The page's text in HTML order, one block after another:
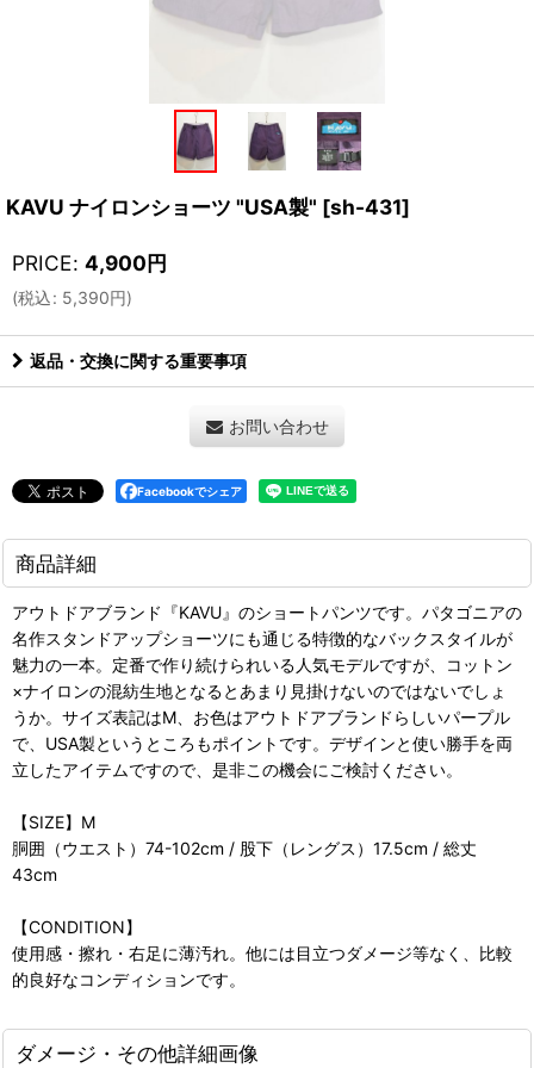
KAVU ナイロンショーツ "USA製" [sh-431]
PRICE: 4,900円
(税込: 5,390円)
返品・交換に関する重要事項
お問い合わせ
Facebookでシェア
商品詳細
アウトドアブランド『KAVU』のショートパンツです。パタゴニアの
名作スタンドアップショーツにも通じる特徴的なバックスタイルが
魅力の一本。定番で作り続けられいる人気モデルですが、コットン
×ナイロンの混紡生地となるとあまり見掛けないのではないでしょ
うか。サイズ表記はM、お色はアウトドアブランドらしいパープル
で、USA製というところもポイントです。デザインと使い勝手を両
立したアイテムですので、是非この機会にご検討ください。
【SIZE】M
胴囲（ウエスト）74-102cm / 股下（レングス）17.5cm / 総丈
43cm
【CONDITION】
使用感・擦れ・右足に薄汚れ。他には目立つダメージ等なく、比較
的良好なコンディションです。
ダメージ・その他詳細画像